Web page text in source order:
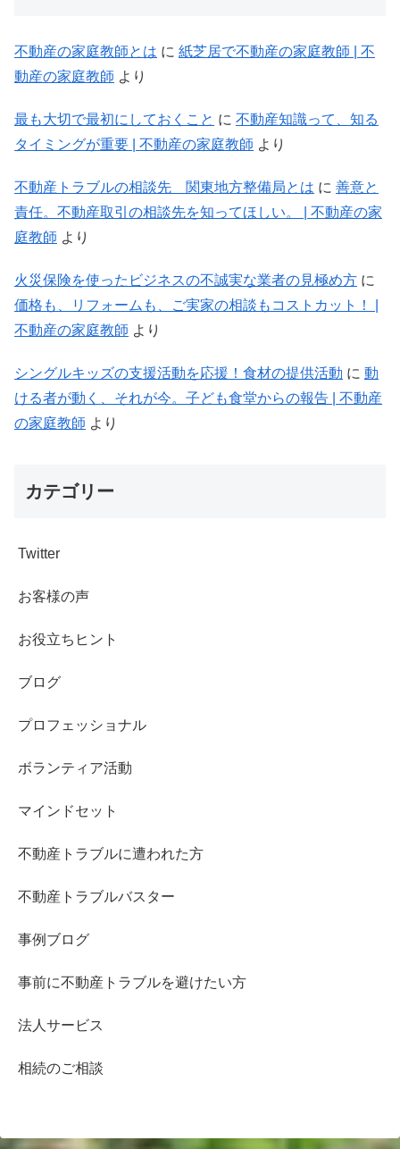
不動産の家庭教師とは に 紙芝居で不動産の家庭教師 | 不
動産の家庭教師 より
最も大切で最初にしておくこと に 不動産知識って、知る
タイミングが重要 | 不動産の家庭教師 より
不動産トラブルの相談先 関東地方整備局とは に 善意と
責任。不動産取引の相談先を知ってほしい。 | 不動産の家
庭教師 より
火災保険を使ったビジネスの不誠実な業者の見極め方 に
価格も、リフォームも、ご実家の相談もコストカット！ |
不動産の家庭教師 より
シングルキッズの支援活動を応援！食材の提供活動 に 動
ける者が動く、それが今。子ども食堂からの報告 | 不動産
の家庭教師 より
カテゴリー
Twitter
お客様の声
お役立ちヒント
ブログ
プロフェッショナル
ボランティア活動
マインドセット
不動産トラブルに遭われた方
不動産トラブルバスター
事例ブログ
事前に不動産トラブルを避けたい方
法人サービス
相続のご相談